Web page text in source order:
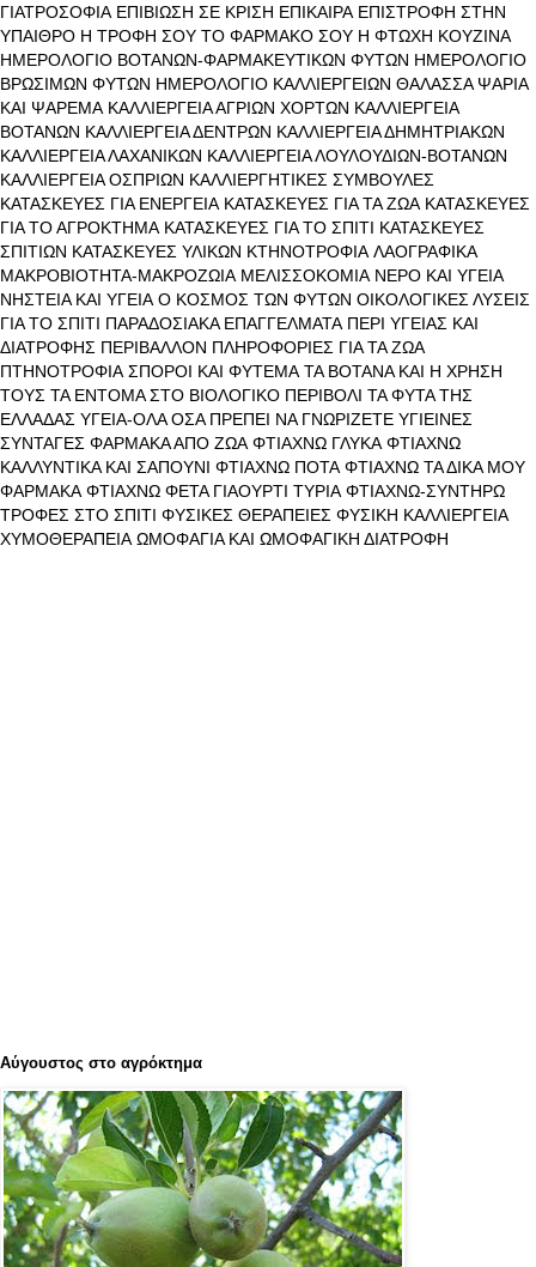
ΓΙΑΤΡΟΣΟΦΙΑ ΕΠΙΒΙΩΣΗ ΣΕ ΚΡΙΣΗ ΕΠΙΚΑΙΡΑ ΕΠΙΣΤΡΟΦΗ ΣΤΗΝ
ΥΠΑΙΘΡΟ Η ΤΡΟΦΗ ΣΟΥ ΤΟ ΦΑΡΜΑΚΟ ΣΟΥ Η ΦΤΩΧΗ ΚΟΥΖΙΝΑ
ΗΜΕΡΟΛΟΓΙΟ ΒΟΤΑΝΩΝ-ΦΑΡΜΑΚΕΥΤΙΚΩΝ ΦΥΤΩΝ ΗΜΕΡΟΛΟΓΙΟ
ΒΡΩΣΙΜΩΝ ΦΥΤΩΝ ΗΜΕΡΟΛΟΓΙΟ ΚΑΛΛΙΕΡΓΕΙΩΝ ΘΑΛΑΣΣΑ ΨΑΡΙΑ
ΚΑΙ ΨΑΡΕΜΑ ΚΑΛΛΙΕΡΓΕΙΑ ΑΓΡΙΩΝ ΧΟΡΤΩΝ ΚΑΛΛΙΕΡΓΕΙΑ
ΒΟΤΑΝΩΝ ΚΑΛΛΙΕΡΓΕΙΑ ΔΕΝΤΡΩΝ ΚΑΛΛΙΕΡΓΕΙΑ ΔΗΜΗΤΡΙΑΚΩΝ
ΚΑΛΛΙΕΡΓΕΙΑ ΛΑΧΑΝΙΚΩΝ ΚΑΛΛΙΕΡΓΕΙΑ ΛΟΥΛΟΥΔΙΩΝ-ΒΟΤΑΝΩΝ
ΚΑΛΛΙΕΡΓΕΙΑ ΟΣΠΡΙΩΝ ΚΑΛΛΙΕΡΓΗΤΙΚΕΣ ΣΥΜΒΟΥΛΕΣ
ΚΑΤΑΣΚΕΥΕΣ ΓΙΑ ΕΝΕΡΓΕΙΑ ΚΑΤΑΣΚΕΥΕΣ ΓΙΑ ΤΑ ΖΩΑ ΚΑΤΑΣΚΕΥΕΣ
ΓΙΑ ΤΟ ΑΓΡΟΚΤΗΜΑ ΚΑΤΑΣΚΕΥΕΣ ΓΙΑ ΤΟ ΣΠΙΤΙ ΚΑΤΑΣΚΕΥΕΣ
ΣΠΙΤΙΩΝ ΚΑΤΑΣΚΕΥΕΣ ΥΛΙΚΩΝ ΚΤΗΝΟΤΡΟΦΙΑ ΛΑΟΓΡΑΦΙΚΑ
ΜΑΚΡΟΒΙΟΤΗΤΑ-ΜΑΚΡΟΖΩΙΑ ΜΕΛΙΣΣΟΚΟΜΙΑ ΝΕΡΟ ΚΑΙ ΥΓΕΙΑ
ΝΗΣΤΕΙΑ ΚΑΙ ΥΓΕΙΑ Ο ΚΟΣΜΟΣ ΤΩΝ ΦΥΤΩΝ ΟΙΚΟΛΟΓΙΚΕΣ ΛΥΣΕΙΣ
ΓΙΑ ΤΟ ΣΠΙΤΙ ΠΑΡΑΔΟΣΙΑΚΑ ΕΠΑΓΓΕΛΜΑΤΑ ΠΕΡΙ ΥΓΕΙΑΣ ΚΑΙ
ΔΙΑΤΡΟΦΗΣ ΠΕΡΙΒΑΛΛΟΝ ΠΛΗΡΟΦΟΡΙΕΣ ΓΙΑ ΤΑ ΖΩΑ
ΠΤΗΝΟΤΡΟΦΙΑ ΣΠΟΡΟΙ ΚΑΙ ΦΥΤΕΜΑ ΤΑ ΒΟΤΑΝΑ ΚΑΙ Η ΧΡΗΣΗ
ΤΟΥΣ ΤΑ ΕΝΤΟΜΑ ΣΤΟ ΒΙΟΛΟΓΙΚΟ ΠΕΡΙΒΟΛΙ ΤΑ ΦΥΤΑ ΤΗΣ
ΕΛΛΑΔΑΣ ΥΓΕΙΑ-ΟΛΑ ΟΣΑ ΠΡΕΠΕΙ ΝΑ ΓΝΩΡΙΖΕΤΕ ΥΓΙΕΙΝΕΣ
ΣΥΝΤΑΓΕΣ ΦΑΡΜΑΚΑ ΑΠΟ ΖΩΑ ΦΤΙΑΧΝΩ ΓΛΥΚΑ ΦΤΙΑΧΝΩ
ΚΑΛΛΥΝΤΙΚΑ ΚΑΙ ΣΑΠΟΥΝΙ ΦΤΙΑΧΝΩ ΠΟΤΑ ΦΤΙΑΧΝΩ ΤΑ ΔΙΚΑ ΜΟΥ
ΦΑΡΜΑΚΑ ΦΤΙΑΧΝΩ ΦΕΤΑ ΓΙΑΟΥΡΤΙ ΤΥΡΙΑ ΦΤΙΑΧΝΩ-ΣΥΝΤΗΡΩ
ΤΡΟΦΕΣ ΣΤΟ ΣΠΙΤΙ ΦΥΣΙΚΕΣ ΘΕΡΑΠΕΙΕΣ ΦΥΣΙΚΗ ΚΑΛΛΙΕΡΓΕΙΑ
ΧΥΜΟΘΕΡΑΠΕΙΑ ΩΜΟΦΑΓΙΑ ΚΑΙ ΩΜΟΦΑΓΙΚΗ ΔΙΑΤΡΟΦΗ
Αύγουστος στο αγρόκτημα